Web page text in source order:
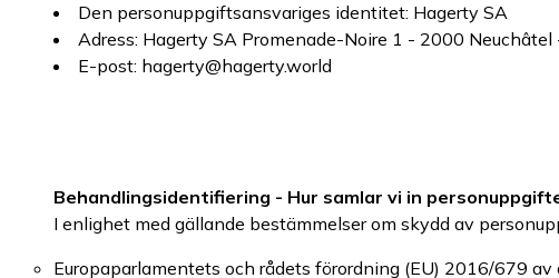
Den personuppgiftsansvariges identitet: Hagerty SA
Adress: Hagerty SA Promenade-Noire 1 - 2000
E-post: hagerty@hagerty.world
Behandlingsidentifiering - Hur samlar vi in
I enlighet med gällande bestämmelser om skydd av
Europaparlamentets och rådets förordning (EU) 2016/679